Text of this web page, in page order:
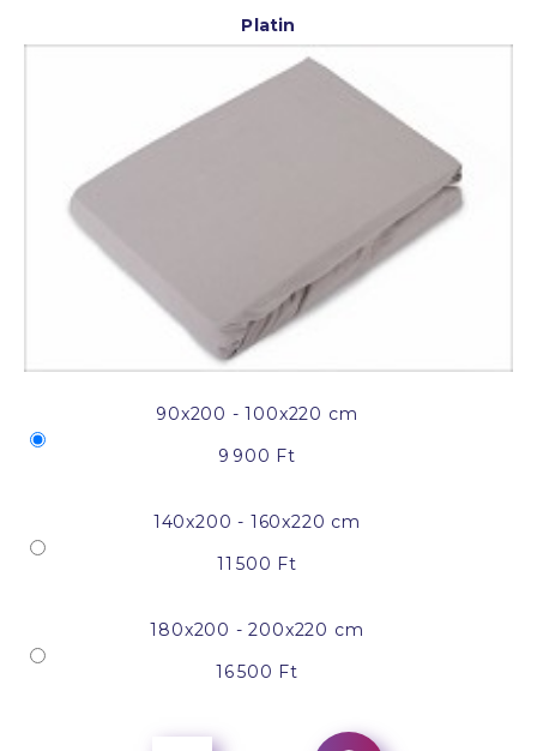
Platin
90x200 - 100x220 cm
9 900 Ft
140x200 - 160x220 cm
11 500 Ft
180x200 - 200x220 cm
16 500 Ft